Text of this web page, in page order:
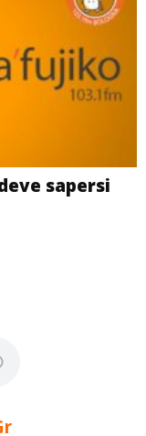
sapersi